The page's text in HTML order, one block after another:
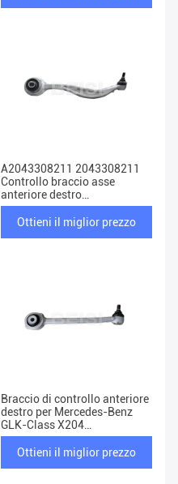
A2043308211 2043308211
Controllo braccio asse
anteriore destro
A2043308411 2043308411
Per BENZ MERCEDES
Ottieni il miglior prezzo
Braccio di controllo anteriore
destro per Mercedes-Benz
GLK-Class X204
A2043308011 2043308011
Ottieni il miglior prezzo